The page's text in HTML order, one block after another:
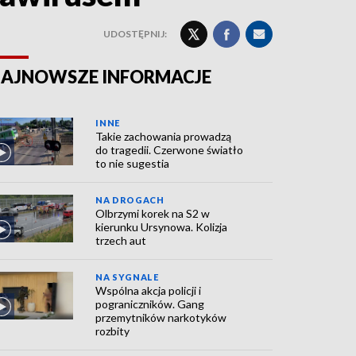
UDOSTĘPNIJ:
INFORMACJE
INNE
Takie zachowania prowadzą
do tragedii. Czerwone światło
to nie sugestia
NA DROGACH
Olbrzymi korek na S2 w
kierunku Ursynowa. Kolizja
trzech aut
NA SYGNALE
Wspólna akcja policji i
pograniczników. Gang
przemytników narkotyków
rozbity